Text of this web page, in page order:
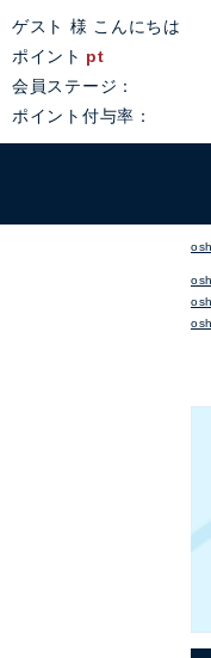
ゲスト 様 こんにちは
ポイント pt
会員ステージ：
ポイント付与率：